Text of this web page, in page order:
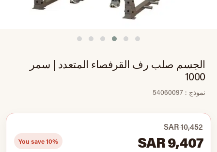
الجسم صلب رف القرفصاء المتعدد | سمر
1000
نموذج : 54060097
SAR 10,452
SAR 9,407
You save 10%